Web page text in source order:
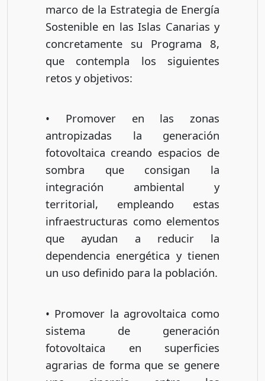
marco de la Estrategia de Energía
Sostenible en las Islas Canarias y
concretamente su Programa 8,
que contempla los siguientes
retos y objetivos:
• Promover en las zonas
antropizadas la generación
fotovoltaica creando espacios de
sombra que consigan la
integración ambiental y
territorial, empleando estas
infraestructuras como elementos
que ayudan a reducir la
dependencia energética y tienen
un uso definido para la población.
• Promover la agrovoltaica como
sistema de generación
fotovoltaica en superficies
agrarias de forma que se genere